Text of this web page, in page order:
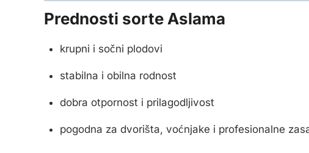
Prednosti sorte Aslama
krupni i sočni plodovi
stabilna i obilna rodnost
dobra otpornost i prilagodljivost
pogodna za dvorišta, voćnjake i profesionalne